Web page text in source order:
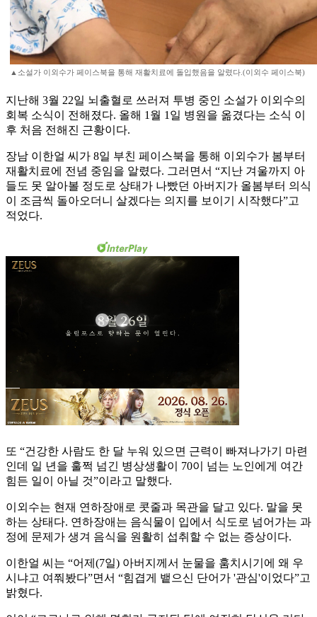
▲소설가 이외수가 페이스북을 통해 재활치료에 돌입했음을 알렸다.(이외수 페이스북)
지난해 3월 22일 뇌출혈로 쓰러져 투병 중인 소설가 이외수의
회복 소식이 전해졌다. 올해 1월 1일 병원을 옮겼다는 소식 이
후 처음 전해진 근황이다.
장남 이한얼 씨가 8일 부친 페이스북을 통해 이외수가 봄부터
재활치료에 전념 중임을 알렸다. 그러면서 “지난 겨울까지 아
들도 못 알아볼 정도로 상태가 나빴던 아버지가 올봄부터 의식
이 조금씩 돌아오더니 살겠다는 의지를 보이기 시작했다”고
적었다.
또 “건강한 사람도 한 달 누워 있으면 근력이 빠져나가기 마련
인데 일 년을 훌쩍 넘긴 병상생활이 70이 넘는 노인에게 여간
힘든 일이 아닐 것”이라고 말했다.
이외수는 현재 연하장애로 콧줄과 목관을 달고 있다. 말을 못
하는 상태다. 연하장애는 음식물이 입에서 식도로 넘어가는 과
정에 문제가 생겨 음식을 원활히 섭취할 수 없는 증상이다.
이한얼 씨는 “어제(7일) 아버지께서 눈물을 훔치시기에 왜 우
시냐고 여쭤봤다”면서 “힘겹게 뱉으신 단어가 '관심'이었다”고
밝혔다.